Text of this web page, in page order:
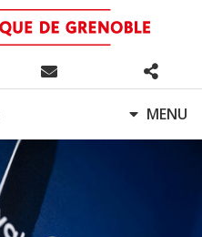
MENU